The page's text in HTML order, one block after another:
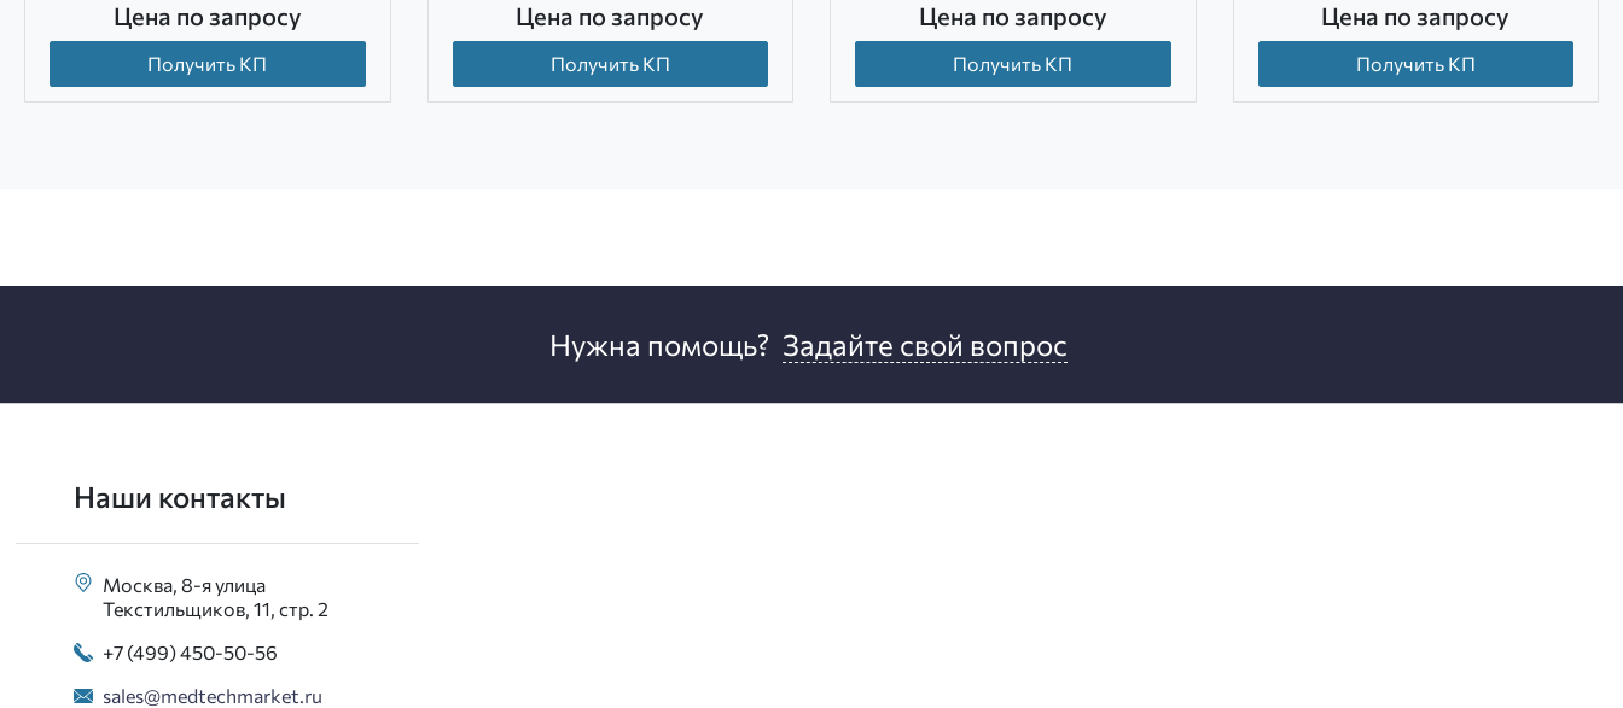
Цена по запросу
Получить КП
Цена по запросу
Получить КП
Цена по запросу
Получить КП
Цена по запросу
Получить КП
Нужна помощь? Задайте свой вопрос
Наши контакты
Москва, 8-я улица
Текстильщиков, 11, стр. 2
+7 (499) 450-50-56
sales@medtechmarket.ru